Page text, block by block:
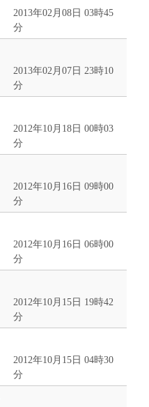
2013年02月08日 03時45
分
2013年02月07日 23時10
分
2012年10月18日 00時03
分
2012年10月16日 09時00
分
2012年10月16日 06時00
分
2012年10月15日 19時42
分
2012年10月15日 04時30
分